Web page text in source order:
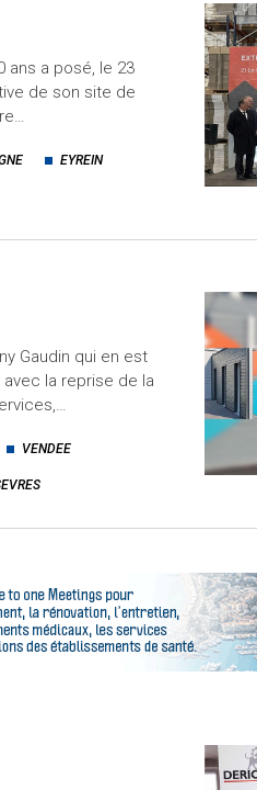
ans a posé, le 23
de son site de
EYREIN
Gaudin qui en est
la reprise de la
VENDEE